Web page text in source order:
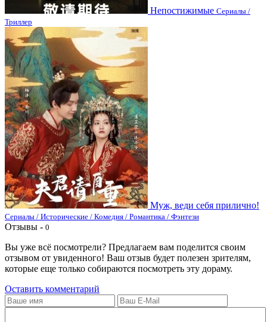
Непостижимые Сериалы /
Триллер
Муж, веди себя прилично!
Сериалы / Исторические / Комедия / Романтика / Фэнтези
Отзывы - 0
Вы уже всё посмотрели? Предлагаем вам поделится своим
отзывом от увиденного! Ваш отзыв будет полезен зрителям,
которые еще только собираются посмотреть эту дораму.
Оставить комментарий